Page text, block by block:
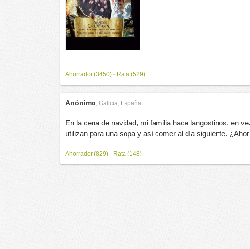
Ahorrador (3450) - Rata (529)
Anónimo Galicia, España
En la cena de navidad, mi familia hace langostinos, en
utilizan para una sopa y así comer al día siguiente.
Ahorrador (829) - Rata (148)